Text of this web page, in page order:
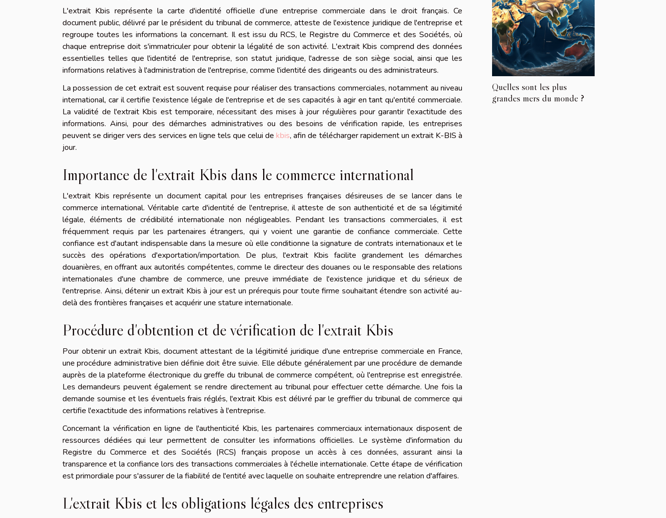
L'extrait Kbis représente la carte d'identité officielle d’une entreprise commerciale dans le droit français. Ce
document public, délivré par le président du tribunal de commerce, atteste de l'existence juridique de l'entreprise et
regroupe toutes les informations la concernant. Il est issu du RCS, le Registre du Commerce et des Sociétés, où
chaque entreprise doit s'immatriculer pour obtenir la légalité de son activité. L'extrait Kbis comprend des données
essentielles telles que l'identité de l'entreprise, son statut juridique, l'adresse de son siège social, ainsi que les
informations relatives à l'administration de l'entreprise, comme l'identité des dirigeants ou des administrateurs.
La possession de cet extrait est souvent requise pour réaliser des transactions commerciales, notamment au niveau
international, car il certifie l'existence légale de l'entreprise et de ses capacités à agir en tant qu'entité commerciale.
La validité de l'extrait Kbis est temporaire, nécessitant des mises à jour régulières pour garantir l'exactitude des
informations. Ainsi, pour des démarches administratives ou des besoins de vérification rapide, les entreprises
peuvent se diriger vers des services en ligne tels que celui de kbis, afin de télécharger rapidement un extrait K-BIS à
jour.
Importance de l'extrait Kbis dans le commerce international
L'extrait Kbis représente un document capital pour les entreprises françaises désireuses de se lancer dans le
commerce international. Véritable carte d'identité de l'entreprise, il atteste de son authenticité et de sa légitimité
légale, éléments de crédibilité internationale non négligeables. Pendant les transactions commerciales, il est
fréquemment requis par les partenaires étrangers, qui y voient une garantie de confiance commerciale. Cette
confiance est d'autant indispensable dans la mesure où elle conditionne la signature de contrats internationaux et le
succès des opérations d'exportation/importation. De plus, l'extrait Kbis facilite grandement les démarches
douanières, en offrant aux autorités compétentes, comme le directeur des douanes ou le responsable des relations
internationales d'une chambre de commerce, une preuve immédiate de l'existence juridique et du sérieux de
l'entreprise. Ainsi, détenir un extrait Kbis à jour est un prérequis pour toute firme souhaitant étendre son activité au-
delà des frontières françaises et acquérir une stature internationale.
Procédure d'obtention et de vérification de l'extrait Kbis
Pour obtenir un extrait Kbis, document attestant de la légitimité juridique d'une entreprise commerciale en France,
une procédure administrative bien définie doit être suivie. Elle débute généralement par une procédure de demande
auprès de la plateforme électronique du greffe du tribunal de commerce compétent, où l'entreprise est enregistrée.
Les demandeurs peuvent également se rendre directement au tribunal pour effectuer cette démarche. Une fois la
demande soumise et les éventuels frais réglés, l'extrait Kbis est délivré par le greffier du tribunal de commerce qui
certifie l'exactitude des informations relatives à l'entreprise.
Concernant la vérification en ligne de l'authenticité Kbis, les partenaires commerciaux internationaux disposent de
ressources dédiées qui leur permettent de consulter les informations officielles. Le système d'information du
Registre du Commerce et des Sociétés (RCS) français propose un accès à ces données, assurant ainsi la
transparence et la confiance lors des transactions commerciales à l'échelle internationale. Cette étape de vérification
est primordiale pour s'assurer de la fiabilité de l'entité avec laquelle on souhaite entreprendre une relation d'affaires.
L'extrait Kbis et les obligations légales des entreprises
Quelles sont les plus
grandes mers du monde ?